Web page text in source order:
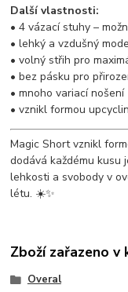
Další vlastnosti:
• 4 vázací stuhy –
• lehký a vzdušný
• volný střih pro
• bez pásku pro
• mnoho variací nošení
• vznikl formou
Magic Short vznikl
dodává každému kusu
lehkosti a svobody v
létu. ☀️✨
Zboží zařazeno v
Overal